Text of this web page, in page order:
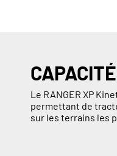
Le RANGER XP
permettant de
sur les terrains les